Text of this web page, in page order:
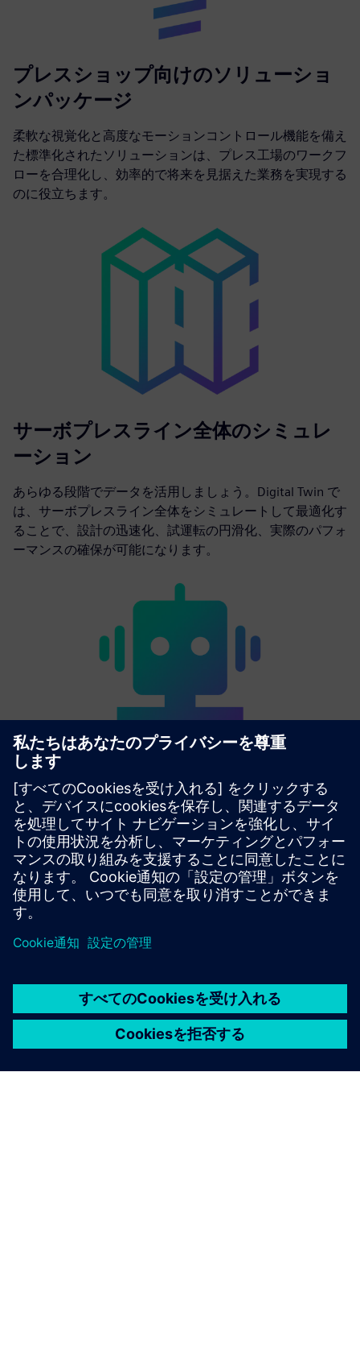
プレスショップ向けのソリューショ
ンパッケージ
柔軟な視覚化と高度なモーションコントロール機能を備え
た標準化されたソリューションは、プレス工場のワークフ
ローを合理化し、効率的で将来を見据えた業務を実現する
のに役立ちます。
サーボプレスライン全体のシミュレ
ーション
あらゆる段階でデータを活用しましょう。Digital Twin で
は、サーボプレスライン全体をシミュレートして最適化す
ることで、設計の迅速化、試運転の円滑化、実際のパフォ
ーマンスの確保が可能になります。
Industrial AI 機能
効率と生産性の向上：自動化エンジニアリングにはジェネ
レーティブAI搭載アシスタントを活用し、Industrial Edge
ではAIを活用して製造現場でのよりスマートな意思決定を
行います。